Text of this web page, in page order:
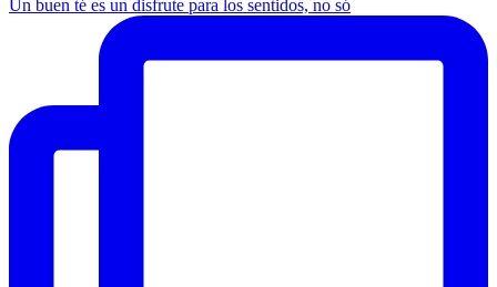
Un buen té es un disfrute para los sentidos, no só